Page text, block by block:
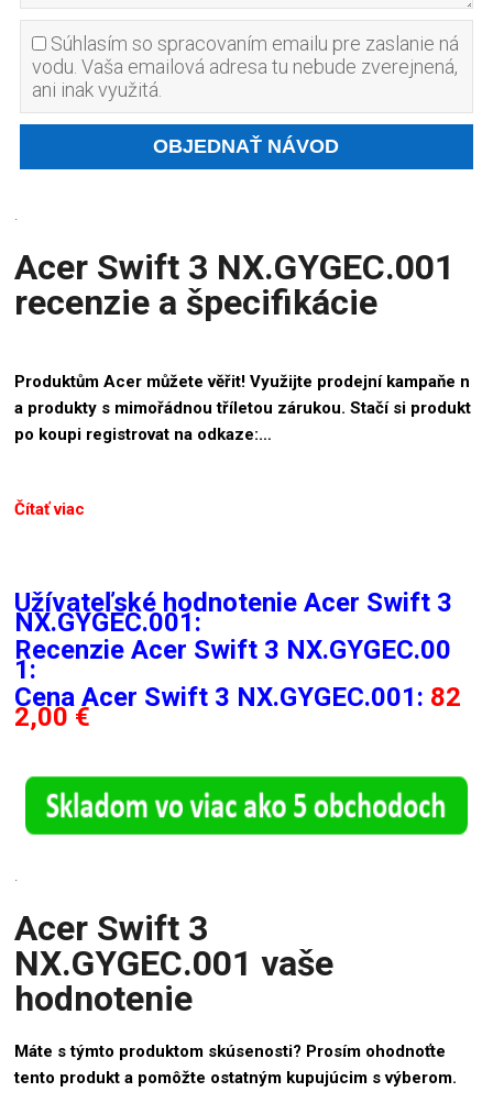
Súhlasím so spracovaním emailu pre zaslanie ná
vodu. Vaša emailová adresa tu nebude zverejnená,
ani inak využitá.
.
Acer Swift 3 NX.GYGEC.001
recenzie a špecifikácie
Produktům Acer můžete věřit! Využijte prodejní kampaňe n
a produkty s mimořádnou tříletou zárukou. Stačí si produkt
po koupi registrovat na odkaze:…
Čítať viac
Užívateľské hodnotenie Acer Swift 3
NX.GYGEC.001:
RecenzieAcer Swift 3 NX.GYGEC.00
1:
Cena Acer Swift 3 NX.GYGEC.001: 82
2,00 €
.
Acer Swift 3
NX.GYGEC.001 vaše
hodnotenie
Máte s týmto produktom skúsenosti? Prosím ohodnoťte
tento produkt a pomôžte ostatným kupujúcim s výberom.